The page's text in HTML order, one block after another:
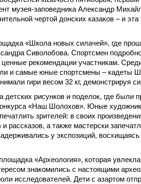
музея-заповедника Александр
чертой донских казаков – и
«Школа новых силачей», где
Сиволобова. Спортсмен
рекомендации участникам.
и самые юные спортсмены – кадеты
гири весом 32 кг, демонстрируя
детских рисунков и поделок, где были
«Наш Шолохов». Юные
зрителей: в своих
рассказов, а также мастерски
у экспозиций,
«Археология», которая
знакомились с настоящими
исследователей. Дети с азартом